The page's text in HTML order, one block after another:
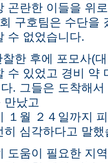
곤란한 이들을 위
구호팀은 수단을
수 없었습니다.
한 후에 포모사(
수 있었고 경비 약
. 그들은 도착해
만났고
１월 ２４일까지
히 심각하다고 말했
도움이 필요한 지